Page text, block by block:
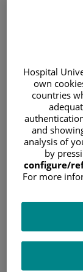
Cómo
El cáncer y
físicos visibles
que una
imagen
forma súbita
permanentes.
componente
Hospital
own
countries
and
analysis of
by
configure/
For more